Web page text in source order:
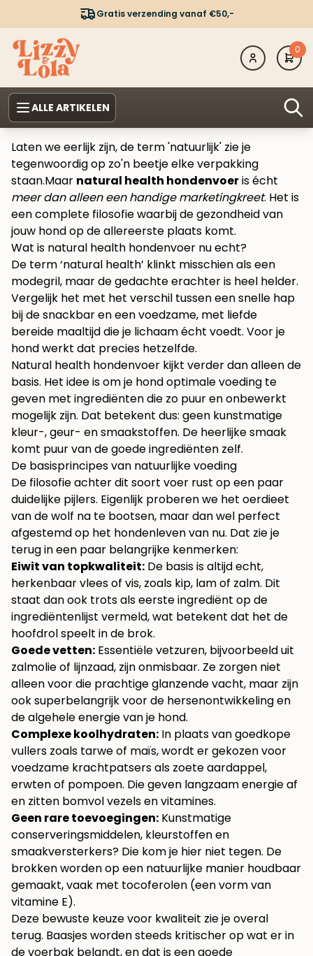
Gratis verzending vanaf €50,-
0
ALLE ARTIKELEN
Laten we eerlijk zijn, de term 'natuurlijk' zie je
tegenwoordig op zo'n beetje elke verpakking
staan.Maar natural health hondenvoeris écht
meer dan alleen een handige marketingkreet. Het is
een complete filosofie waarbij de gezondheid van
jouw hond op de allereerste plaats komt.
Wat is natural health hondenvoer nu echt?
De term ‘natural health’ klinkt misschien als een
modegril, maar de gedachte erachter is heel helder.
Vergelijk het met het verschil tussen een snelle hap
bij de snackbar en een voedzame, met liefde
bereide maaltijd die je lichaam écht voedt. Voor je
hond werkt dat precies hetzelfde.
Natural health hondenvoer kijkt verder dan alleen de
basis. Het idee is om je hond optimale voeding te
geven met ingrediënten die zo puur en onbewerkt
mogelijk zijn. Dat betekent dus: geen kunstmatige
kleur-, geur- en smaakstoffen. De heerlijke smaak
komt puur van de goede ingrediënten zelf.
De basisprincipes van natuurlijke voeding
De filosofie achter dit soort voer rust op een paar
duidelijke pijlers. Eigenlijk proberen we het oerdieet
van de wolf na te bootsen, maar dan wel perfect
afgestemd op het hondenleven van nu. Dat zie je
terug in een paar belangrijke kenmerken:
Eiwit van topkwaliteit: De basis is altijd echt,
herkenbaar vlees of vis, zoals kip, lam of zalm. Dit
staat dan ook trots als eerste ingrediënt op de
ingrediëntenlijst vermeld, wat betekent dat het de
hoofdrol speelt in de brok.
Goede vetten: Essentiële vetzuren, bijvoorbeeld uit
zalmolie of lijnzaad, zijn onmisbaar. Ze zorgen niet
alleen voor die prachtige glanzende vacht, maar zijn
ook superbelangrijk voor de hersenontwikkeling en
de algehele energie van je hond.
Complexe koolhydraten: In plaats van goedkope
vullers zoals tarwe of maïs, wordt er gekozen voor
voedzame krachtpatsers als zoete aardappel,
erwten of pompoen. Die geven langzaam energie af
en zitten bomvol vezels en vitamines.
Geen rare toevoegingen: Kunstmatige
conserveringsmiddelen, kleurstoffen en
smaakversterkers? Die kom je hier niet tegen. De
brokken worden op een natuurlijke manier houdbaar
gemaakt, vaak met tocoferolen (een vorm van
vitamine E).
Deze bewuste keuze voor kwaliteit zie je overal
terug. Baasjes worden steeds kritischer op wat er in
de voerbak belandt, en dat is een goede